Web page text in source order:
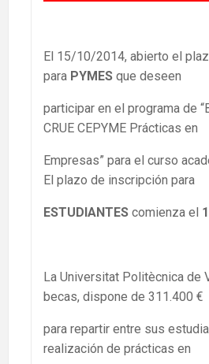
El 15/10/2014, abierto el
para PYMES que deseen
participar en el programa de
CRUE CEPYME Prácticas en
Empresas” para el curso
El plazo de inscripción para
ESTUDIANTES comienza el
La Universitat Politècnica de
becas, dispone de 311.400 €
para repartir entre sus
realización de prácticas en